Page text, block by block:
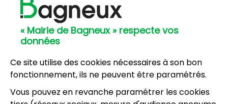
« Mairie de Bagneux » respecte vos
données
Ce site utilise des cookies nécessaires à son bon
fonctionnement, ils ne peuvent être paramétrés.
Vous pouvez en revanche paramétrer les cookies
Hôtel de Ville
57, avenue Henri Ravera - 92220 Bagneux
01 42 31 60 00
01 45 47 62 00